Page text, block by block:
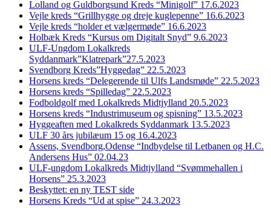
Lolland og Guldborgsund Kreds “Minigolf” 17.6.2023
Vejle kreds “Grillhygge og dreje kuglepenne” 16.6.2023
Vejle kreds “holder et vælgermøde” 16.6.2023
Holbæk Kreds “Kursus om Digitalt Snyd” 9.6.2023
ULF-Ungdom Lokalkreds
Syddanmark”Klatrepark”27.5.2023
Svendborg Kreds”Hyggedag” 22.5.2023
Horsens kreds “Delegerende til Ulfs Landsmøde” 22.5.2023
Horsens kreds “Spilledag” 22.5.2023
Fodboldgolf med Lokalkreds Midtjylland 20.5.2023
Horsens kreds “Industrimuseum og spisning” 13.5.2023
Hyggeaften med Lokalkreds Syddanmark 13.5.2023
ULF 30 års jubilæum 15 og 16.4.2023
Assens, Svendborg,Odense “Indbydelse til Letbanen og H.C.
Andersens Hus” 02.04.23
ULF-ungdom Lokalkreds Midtjylland “Svømmehallen i
Horsens” 25.3.2023
Beskyttet: en ny TEST side
Horsens Kreds “Ud at spise” 24.3.2023